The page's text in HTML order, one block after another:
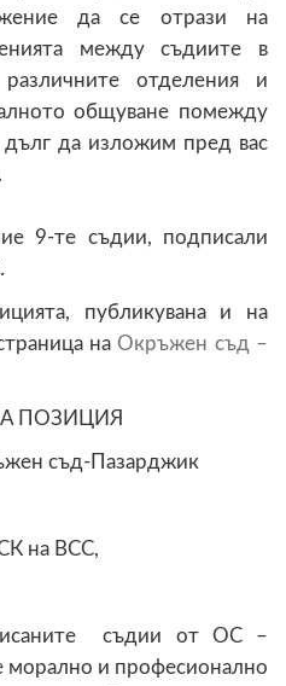
да се отрази на
между съдиите в
отделения и
общуване помежду
дълг да изложим пред вас
9-те съдии, подписали
публикувана и на
наОкръжен съд –
ПОЗИЦИЯ
съд-Пазарджик
на ВСС,
съдии от ОС –
морално и професионално